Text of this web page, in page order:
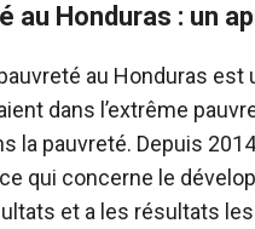
au Honduras : un
au Honduras
dans l’extrême
la pauvreté. Depuis
qui concerne le
et a les résultats